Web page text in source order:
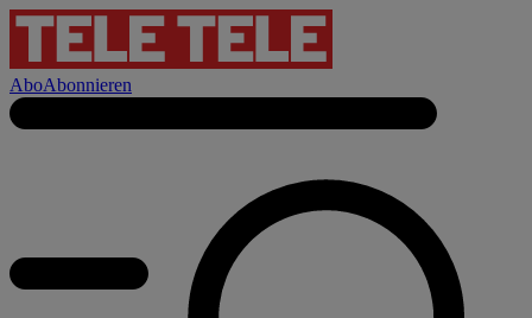
AboAbonnieren